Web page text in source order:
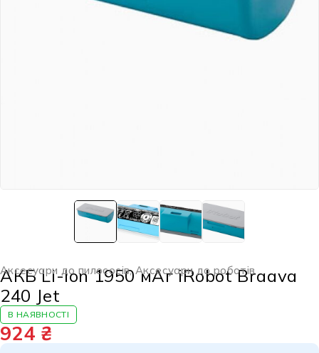
Аксесуари до пилососів,Аксесуари до роботів
АКБ Li-Ion 1950 мАг iRobot Braava
240 Jet
В НАЯВНОСТІ
924 ₴